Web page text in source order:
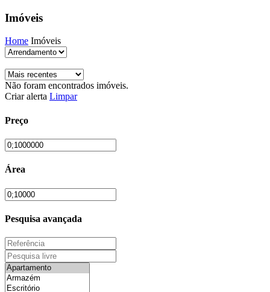
Imóveis
Home Imóveis
Não foram encontrados imóveis.
Criar alerta Limpar
Preço
Área
Pesquisa avançada